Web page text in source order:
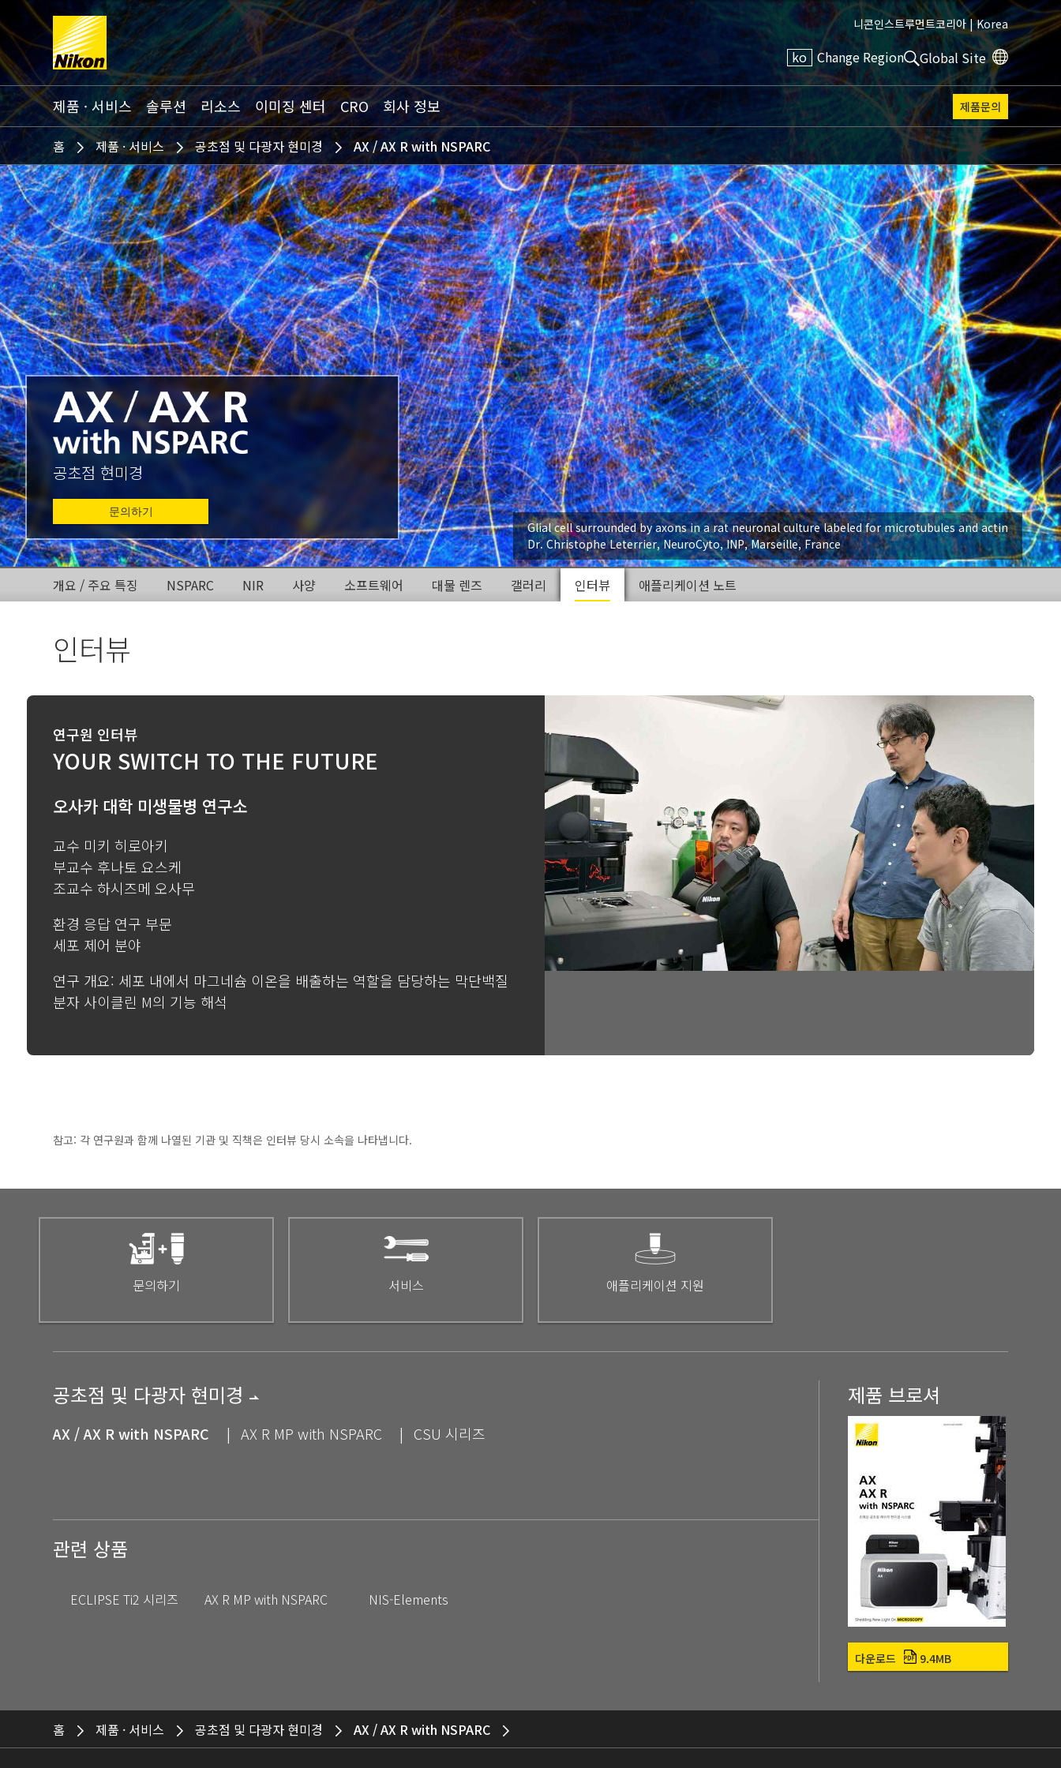
니콘인스트루먼트코리아 | Korea
ko Change Region Global Site
Search keyword(s)
제품 · 서비스 솔루션 리소스 이미징 센터 CRO 회사 정보 제품문의
홈 제품 · 서비스 공초점 및 다광자 현미경 AX / AX R with NSPARC
Glial cell surrounded by axons in a rat neuronal culture labeled for microtubules and actin
Dr. Christophe Leterrier, NeuroCyto, INP, Marseille, France
공초점 현미경
문의하기
개요 / 주요 특징 NSPARC NIR 사양 소프트웨어 대물 렌즈 갤러리 인터뷰 애플리케이션 노트
인터뷰
연구원 인터뷰
YOUR SWITCH TO THE FUTURE
오사카 대학 미생물병 연구소
교수 미키 히로아키
부교수 후나토 요스케
조교수 하시즈메 오사무
환경 응답 연구 부문
세포 제어 분야
연구 개요: 세포 내에서 마그네슘 이온을 배출하는 역할을 담당하는 막단백질
분자 사이클린 M의 기능 해석
참고: 각 연구원과 함께 나열된 기관 및 직책은 인터뷰 당시 소속을 나타냅니다.
문의하기 서비스 애플리케이션 지원
제품 브로셔
다운로드 9.4MB
공초점 및 다광자 현미경
AX / AX R with NSPARC AX R MP with NSPARC CSU 시리즈
관련 상품
ECLIPSE Ti2 시리즈 AX R MP with NSPARC NIS-Elements
홈 제품 · 서비스 공초점 및 다광자 현미경 AX / AX R with NSPARC